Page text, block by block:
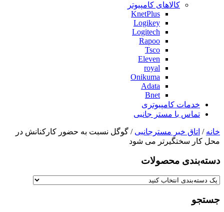
کالاهای کامپیوتر
KnetPlus
Logikey
Logitech
Rapoo
Tsco
Eleven
royal
Onikuma
Adata
Bnet
خدمات کامپیوتری
تماس با مستر جانبی
خانه / اتاق خبر مسترجانبی / گوگل نسبت به حضور کارکنانش در
محل کار سختگیرتر می شود
دسته‌بندی‌ محصولات
جستجو